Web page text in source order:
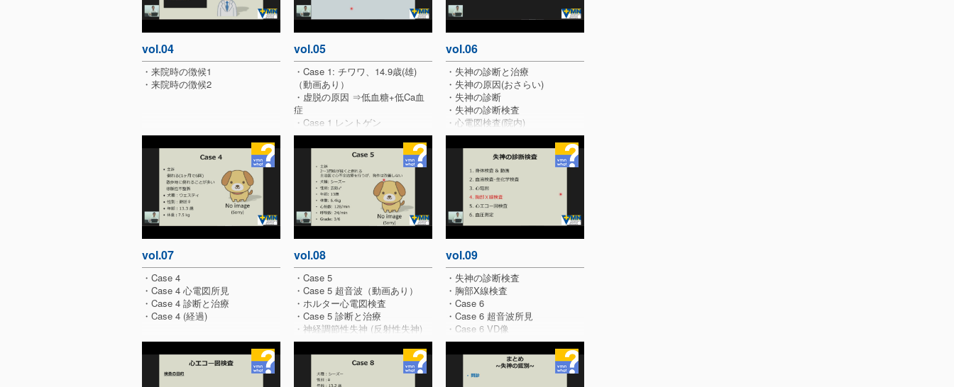
vol.04
・来院時の徴候1
・来院時の徴候2
vol.05
・Case 1: チワワ、14.9歳(雄)
（動画あり）
・虚脱の原因 ⇒低血糖+低Ca血
症
・Case 1 レントゲン
・Case 2（動画あり）
・Case 2 レントゲン
・Case 2 超音波（動画あり）
・Case 2 (経過)
・失神・発作の鑑別
vol.06
・失神の診断と治療
・失神の原因(おさらい)
・失神の診断
・失神の診断検査
・心電図検査(院内)
・Case 3
・心電図所見
・Case 3 (経過)
・Case 3 (第99病日)心電図所見
vol.07
・Case 4
・Case 4 心電図所見
・Case 4 診断と治療
・Case 4 (経過)
vol.08
・Case 5
・Case 5 超音波（動画あり）
・ホルター心電図検査
・Case 5 診断と治療
・神経調節性失神 (反射性失神)
・徐脈性不整脈の治療
・シロスタゾール
・Effects of cilostazol on the
heart rate in healthy dogs
vol.09
・失神の診断検査
・胸部X線検査
・Case 6
・Case 6 超音波所見
・Case 6 VD像
・Case 6 診断と治療
・Case 6 経過(VD像)